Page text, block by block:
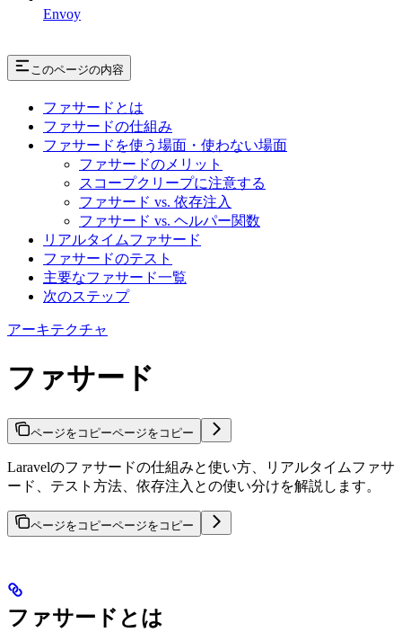
Envoy
このページの内容
ファサードとは
ファサードの仕組み
ファサードを使う場面・使わない場面
ファサードのメリット
スコープクリープに注意する
ファサード vs. 依存注入
ファサード vs. ヘルパー関数
リアルタイムファサード
ファサードのテスト
主要なファサード一覧
次のステップ
アーキテクチャ
ファサード
ページをコピーページをコピー
Laravelのファサードの仕組みと使い方、リアルタイムファサ
ード、テスト方法、依存注入との使い分けを解説します。
ページをコピーページをコピー
ファサードとは